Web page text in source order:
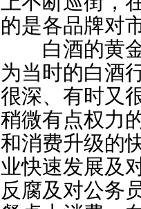
的是各品牌对
白酒的黄金
为当时的白酒
很深、有时又
稍微有点权力
和消费升级的
业快速发展及
反腐及对公务